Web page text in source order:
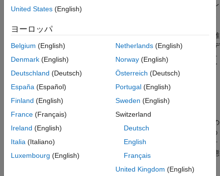
ップ サイズが小さいと、結果は精度が高くなりますが、シミュレ
ーションに要する時間が長くなります。既定では Simulink
テップ サイズが選択されますが、自分でステップ サイズを選択
することもできます。[auto](既定の設定) を選択し、モデルが離
散サンプル時間をもつ場合は、Simulink でステップ サイズがモデ
ルの基本サンプル時間に設定されます。あるいは、離散レートを
もたない場合は、Simulink はシミュレーションの開始時間と終了
時間の差を 50 で除算した結果にサイズを設定します。
固定ステップ連続ソルバー
固定ステップ離散ソルバーのように固定ステップ連続ソルバー
は、固定サイズのタイム ステップを現在時間に加えることで次の
シミュレーション時間を計算します。連続ソルバーは、これらの
各ステップに対して数値積分を行い、モデルの連続状態の値を計
算します。これらの値は、前のタイム ステップにおける連続状態
る状態導関数 (マイナー ステップ) を使用して計算されます。
United States (English)
ヨーロッパ
Belgium (English)
Denmark (English)
Deutschland (Deutsch)
España (Español)
Finland (English)
France (Français)
Ireland (English)
Italia (Italiano)
Luxembourg (English)
Netherlands(English)
Norway(English)
Österreich (Deutsch)
Portugal(English)
Sweden (English)
Switzerland
Deutsch
English
Français
United Kingdom (English)